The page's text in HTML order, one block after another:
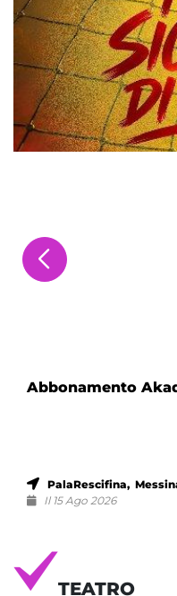
Abbonamento
PalaRescifina,
Il 15 Ago 2026
TEATRO